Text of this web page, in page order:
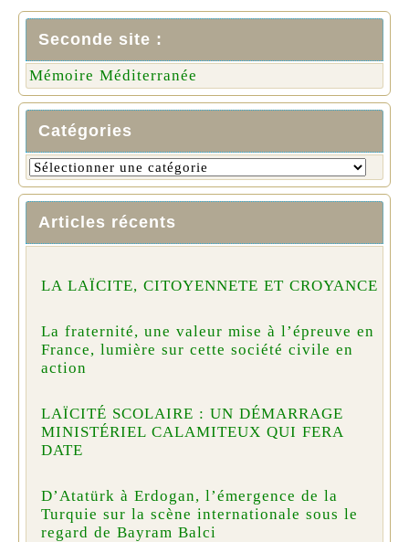
Seconde site :
Mémoire Méditerranée
Catégories
Articles récents
LA LAÏCITE, CITOYENNETE ET CROYANCE
La fraternité, une valeur mise à l’épreuve en
France, lumière sur cette société civile en
action
LAÏCITÉ SCOLAIRE : UN DÉMARRAGE
MINISTÉRIEL CALAMITEUX QUI FERA
DATE
D’Atatürk à Erdogan, l’émergence de la
Turquie sur la scène internationale sous le
regard de Bayram Balci